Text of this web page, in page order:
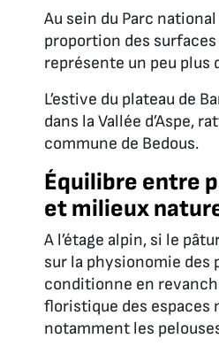
Au sein du Parc
proportion des
représente un peu plus
L’estive du plateau de
dans la Vallée d’Aspe,
commune de Bedous.
Équilibre entre
et milieux
A l’étage alpin, si le
sur la physionomie des
conditionne en
floristique des espaces
notamment les